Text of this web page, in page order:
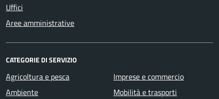
Uffici
Aree amministrative
CATEGORIE DI SERVIZIO
Agricoltura e pesca
Ambiente
Imprese e commercio
Mobilità e trasporti